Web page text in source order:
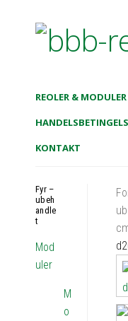
REOLER & MODULER
KONTAKT
Fyr –
ubeh
andle
t
Mod
uler
M
o